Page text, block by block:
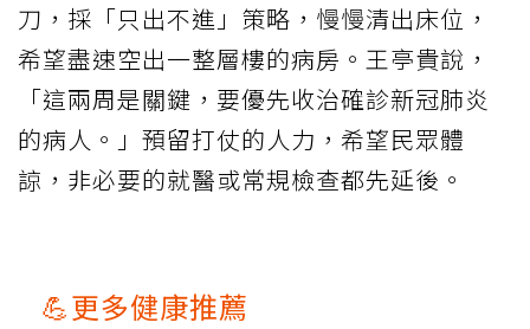
刀，採「只出不進」策略，慢慢清出床位，
希望盡速空出一整層樓的病房。王亭貴說，
「這兩周是關鍵，要優先收治確診新冠肺炎
的病人。」預留打仗的人力，希望民眾體
諒，非必要的就醫或常規檢查都先延後。
💪更多健康推薦